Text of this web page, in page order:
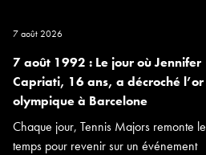
7 août 2026
7 août 1992 : Le jour où Jennifer
Capriati, 16 ans, a décroché l’or
olympique à Barcelone
Chaque jour, Tennis Majors remonte le
temps pour revenir sur un événement